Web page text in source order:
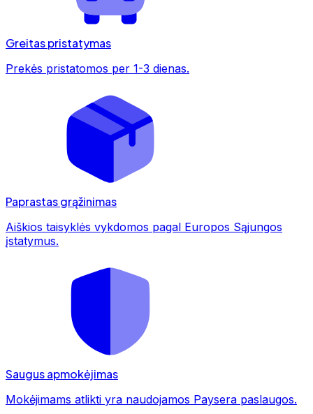
Greitas pristatymas
Prekės pristatomos per 1-3 dienas.
Paprastas grąžinimas
Aiškios taisyklės vykdomos pagal Europos Sąjungos
įstatymus.
Saugus apmokėjimas
Mokėjimams atlikti yra naudojamos Paysera paslaugos.